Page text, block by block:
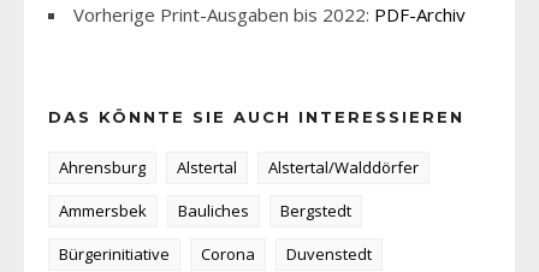
Vorherige Print-Ausgaben bis 2022: PDF-Archiv
DAS KÖNNTE SIE AUCH INTERESSIEREN
Ahrensburg Alstertal
Alstertal/Walddörfer
Ammersbek
Bauliches
Bergstedt
Bürgerinitiative
Corona
Duvenstedt